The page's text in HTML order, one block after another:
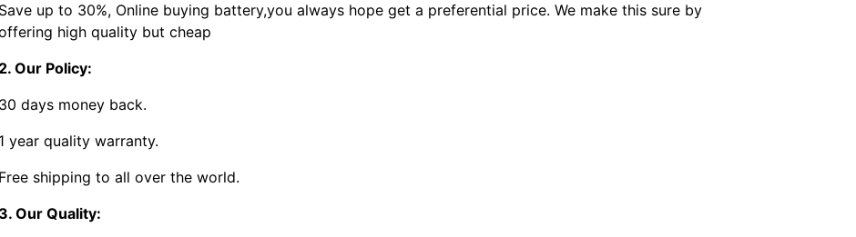
Save up to 30%, Online buying battery,you always hope get a preferential price. We make this sure by
high quality but cheap
2. Our Policy:
30 days money back.
1 year quality warranty.
Free shipping to all over the world.
3. Our Quality: